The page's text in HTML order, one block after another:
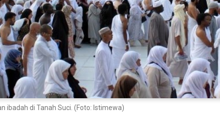
ibadah di Tanah Suci. (Foto: Istimewa)